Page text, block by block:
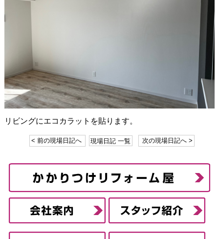
リビングにエコカラットを貼ります。
< 前の現場日記へ 現場日記 一覧 次の現場日記へ >